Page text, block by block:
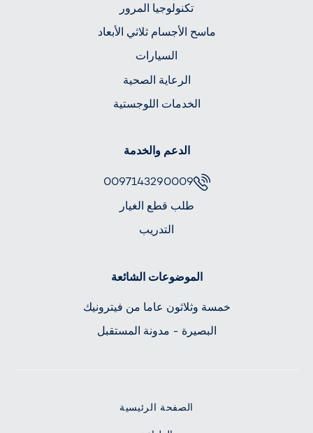
تكنولوجيا المرور
ماسح الأجسام ثلاثي الأبعاد
السيارات
الرعاية الصحية
الخدمات اللوجستية
الدعم والخدمة
0097143290009
طلب قطع الغيار
التدريب
الموضوعات الشائعة
خمسة وثلاثون عاما من فيترونيك
البصيرة - مدونة المستقبل
الصفحة الرئيسية